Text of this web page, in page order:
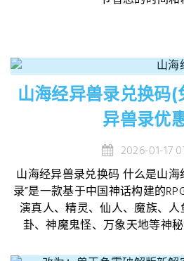
山海经异兽录兑换码
异兽录优
2026-01-17
山海经异兽录兑换码 什么是山
录”是一款基于中国神话构建的
演真人、精灵、仙人、魔族、
卦、神魔鬼怪、万象天地等神